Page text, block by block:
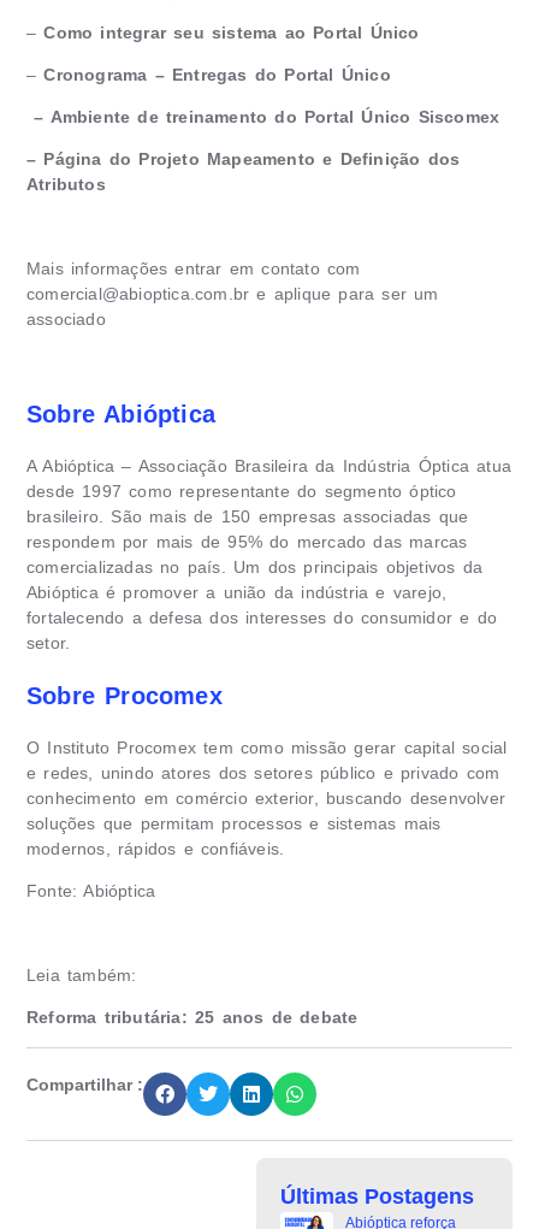
–Como integrar seu sistema ao Portal Único
–Cronograma – Entregas do Portal Único
– Ambiente de treinamento do Portal Único Siscomex
– Página do Projeto Mapeamento e Definição dos
Atributos
Mais informações entrar em contato com
comercial@abioptica.com.br e aplique para ser um
associado
Sobre Abióptica
A Abióptica – Associação Brasileira da Indústria Óptica atua
desde 1997 como representante do segmento óptico
brasileiro. São mais de 150 empresas associadas que
respondem por mais de 95% do mercado das marcas
comercializadas no país. Um dos principais objetivos da
Abióptica é promover a união da indústria e varejo,
fortalecendo a defesa dos interesses do consumidor e do
setor.
Sobre Procomex
O Instituto Procomex tem como missão gerar capital social
e redes, unindo atores dos setores público e privado com
conhecimento em comércio exterior, buscando desenvolver
soluções que permitam processos e sistemas mais
modernos, rápidos e confiáveis.
Fonte: Abióptica
Leia também:
Reforma tributária: 25 anos de debate
Compartilhar :
Últimas Postagens
Abióptica reforça